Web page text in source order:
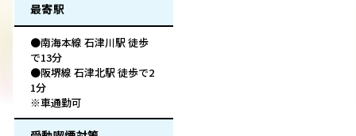
最寄駅
●南海本線 石津川駅 徒歩
で13分
●阪堺線 石津北駅 徒歩で2
1分
※車通勤可